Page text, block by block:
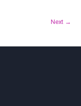
Next →